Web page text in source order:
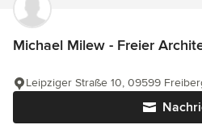
Michael Milew - Freier
Leipziger Straße 10, 09599